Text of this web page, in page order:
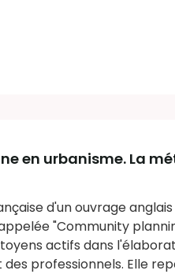
en urbanisme. La
d'un ouvrage
"Community
actifs dans
professionnels. Elle